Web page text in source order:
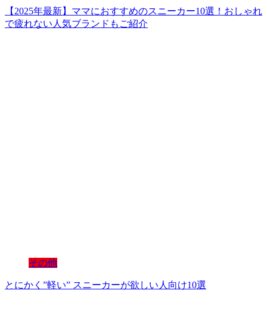
【2025年最新】ママにおすすめのスニーカー10選！おしゃれ
で疲れない人気ブランドもご紹介
その他
とにかく”軽い” スニーカーが欲しい人向け10選